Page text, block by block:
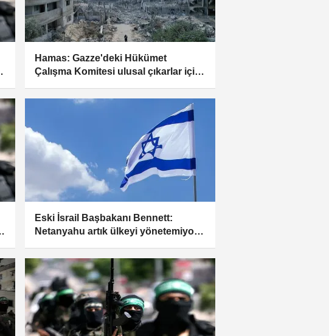
Hamas: Gazze'deki Hükümet
Çalışma Komitesi ulusal çıkarlar için
Eski İsrail Başbakanı Bennett:
Netanyahu artık ülkeyi yönetemiyor,